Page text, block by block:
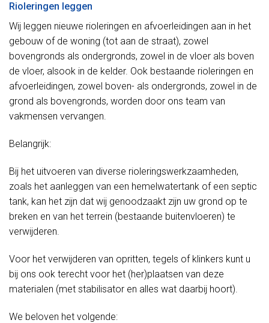
Rioleringen leggen
Wij leggen nieuwe rioleringen en afvoerleidingen aan in het
gebouw of de woning (tot aan de straat), zowel
bovengronds als ondergronds, zowel in de vloer als boven
de vloer, alsook in de kelder. Ook bestaande rioleringen en
afvoerleidingen, zowel boven- als ondergronds, zowel in de
grond als bovengronds, worden door ons team van
vakmensen vervangen.
Belangrijk:
Bij het uitvoeren van diverse rioleringswerkzaamheden,
zoals het aanleggen van een hemelwatertank of een septic
tank, kan het zijn dat wij genoodzaakt zijn uw grond op te
breken en van het terrein (bestaande buitenvloeren) te
verwijderen.
Voor het verwijderen van opritten, tegels of klinkers kunt u
bij ons ook terecht voor het (her)plaatsen van deze
materialen (met stabilisator en alles wat daarbij hoort).
We beloven het volgende: